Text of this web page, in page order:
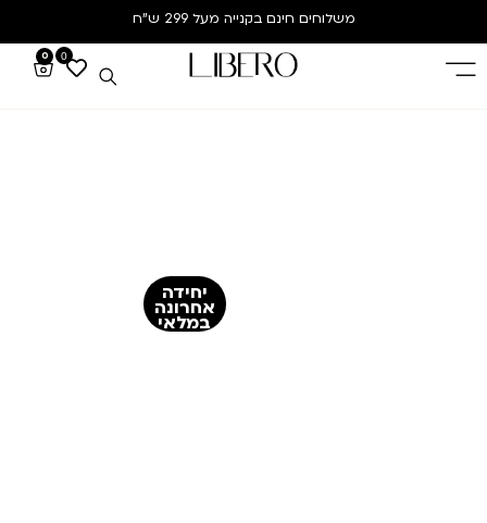
משלוחים חינם בקנייה מעל 299 ש”ח
0
0
יחידה
אחרונה
במלאי